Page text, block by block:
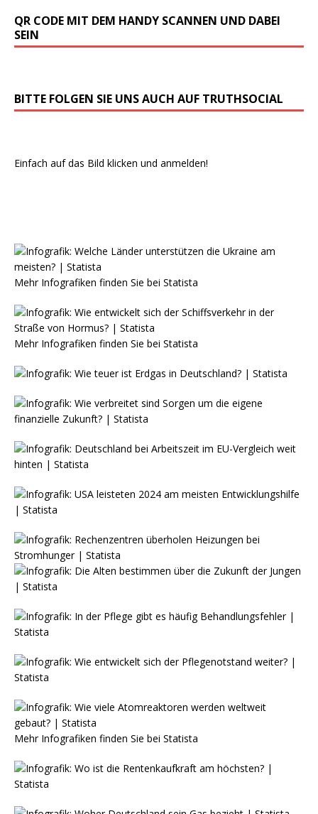
QR CODE MIT DEM HANDY SCANNEN UND DABEI
SEIN
BITTE FOLGEN SIE UNS AUCH AUF TRUTHSOCIAL
Einfach auf das Bild klicken und anmelden!
Mehr Infografiken finden Sie bei Statista
Mehr Infografiken finden Sie bei Statista
Mehr Infografiken finden Sie bei Statista